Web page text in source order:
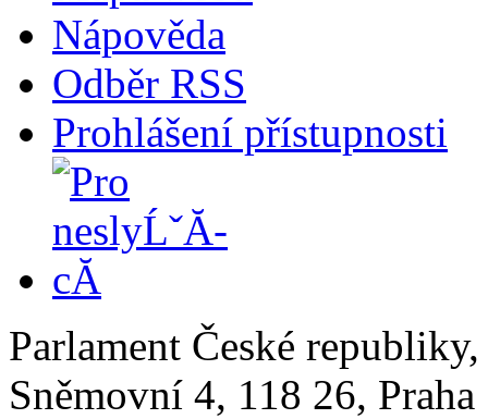
Nápověda
Odběr RSS
Prohlášení přístupnosti
Parlament České
Sněmovní 4, 118 26,